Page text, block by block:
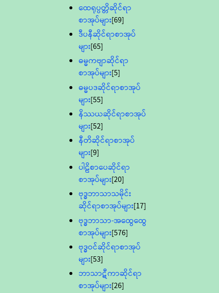
ထေရုပ္ပတ္တိဆိုင်ရာ
စာအုပ်များ[69]
ဒီပနီဆိုင်ရာစာအုပ်
များ[65]
ဓမ္မကဗျာဆိုင်ရာ
စာအုပ်များ[5]
ဓမ္မပဒဆိုင်ရာစာအုပ်
များ[55]
နိဿယဆိုင်ရာစာအုပ်
များ[52]
နီတိဆိုင်ရာစာအုပ်
များ[9]
ပါဠိစာပေဆိုင်ရာ
စာအုပ်များ[20]
ဗုဒ္ဓဘာသာသမိုင်း
ဆိုင်ရာစာအုပ်များ[17]
ဗုဒ္ဓဘာသာ-အထွေထွေ
စာအုပ်များ[576]
ဗုဒ္ဓဝင်ဆိုင်ရာစာအုပ်
များ[53]
ဘာသာဋီကာဆိုင်ရာ
စာအုပ်များ[26]